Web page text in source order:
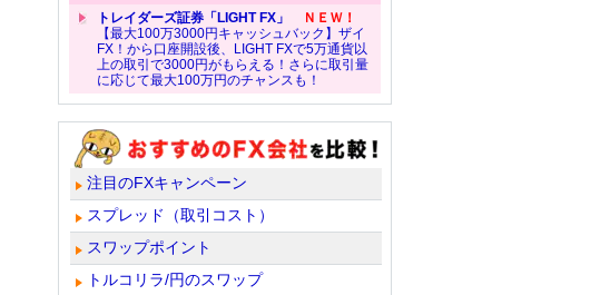
トレイダーズ証券「LIGHT FX」
ＮＥＷ！
【最大100万3000円キャッシュバック】ザイ
FX！から口座開設後、LIGHT FXで5万通貨以
上の取引で3000円がもらえる！さらに取引量
に応じて最大100万円のチャンスも！
注目のFXキャンペーン
スプレッド（取引コスト）
スワップポイント
トルコリラ/円のスワップ